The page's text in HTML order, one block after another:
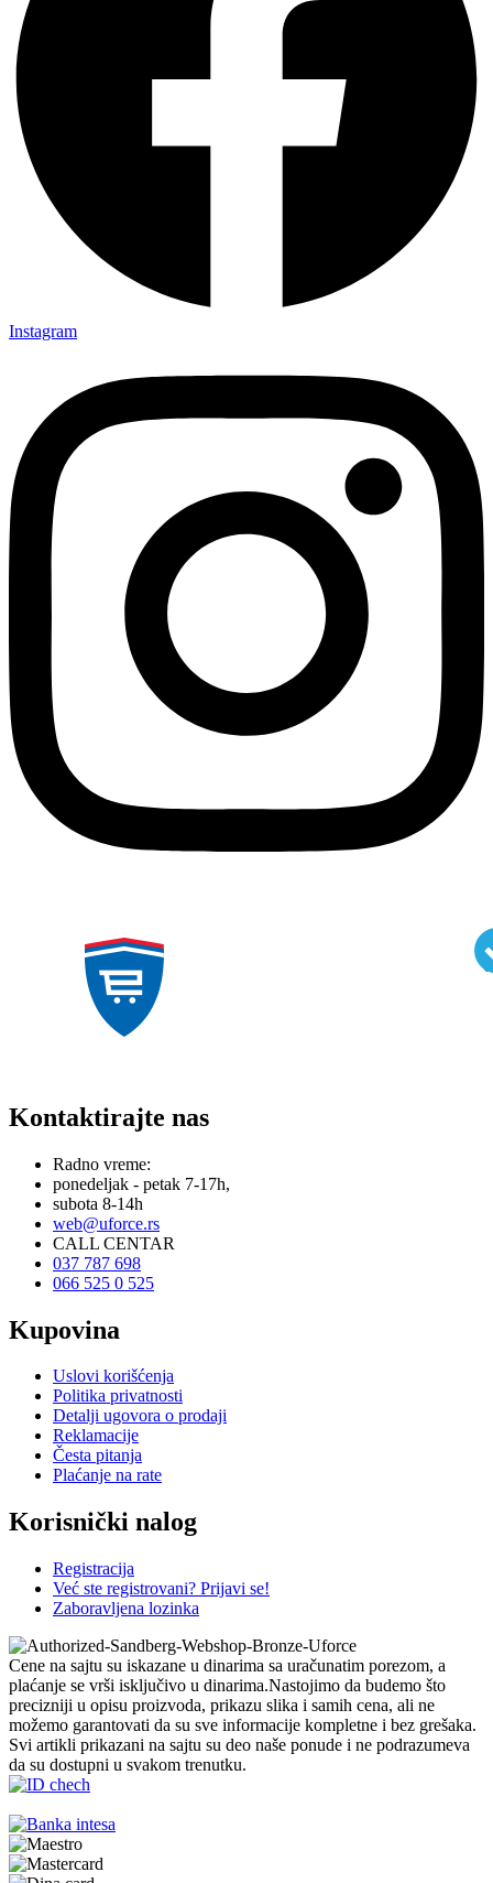
Instagram
Kontaktirajte nas
Radno vreme:
ponedeljak - petak 7-17h,
subota 8-14h
web@uforce.rs
CALL CENTAR
037 787 698
066 525 0 525
Kupovina
Uslovi korišćenja
Politika privatnosti
Detalji ugovora o prodaji
Reklamacije
Česta pitanja
Plaćanje na rate
Korisnički nalog
Registracija
Već ste registrovani? Prijavi se!
Zaboravljena lozinka
Cene na sajtu su iskazane u dinarima sa uračunatim porezom, a
plaćanje se vrši isključivo u dinarima.Nastojimo da budemo što
precizniji u opisu proizvoda, prikazu slika i samih cena, ali ne
možemo garantovati da su sve informacije kompletne i bez grešaka.
Svi artikli prikazani na sajtu su deo naše ponude i ne podrazumeva
da su dostupni u svakom trenutku.